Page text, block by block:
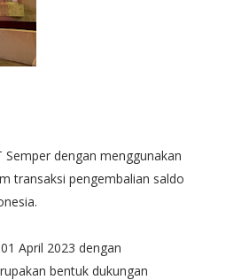
Semper dengan menggunakan
transaksi pengembalian saldo
April 2023 dengan
bentuk dukungan